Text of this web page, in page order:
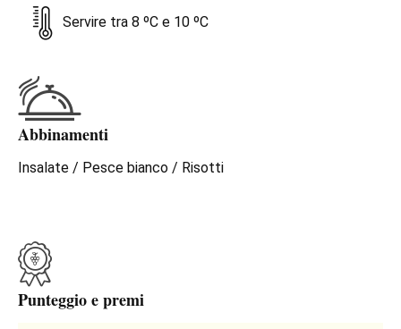
Servire tra 8 ºC e 10 ºC
Abbinamenti
Insalate / Pesce bianco / Risotti
Punteggio e premi